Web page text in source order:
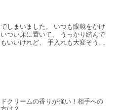
しまいました。 いつも眼鏡をかけ
つい床に置いて、 うっかり踏んで
いいけれど、 手入れも大変そうだ
クリームの香りが強い！相手への